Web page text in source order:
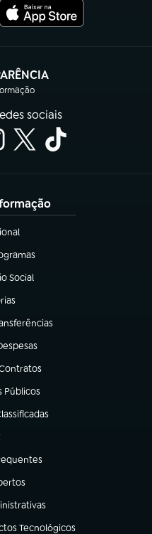
em nova aba)
sociais
nova aba)
aba)
Social
aba)
nova aba)
aba)
aba)
Públicos
aba)
aba)
em nova aba)
aba)
aba)
aba)
Tecnológicos